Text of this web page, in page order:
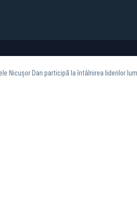
Nicușor Dan participă la întâlnirea liderilor